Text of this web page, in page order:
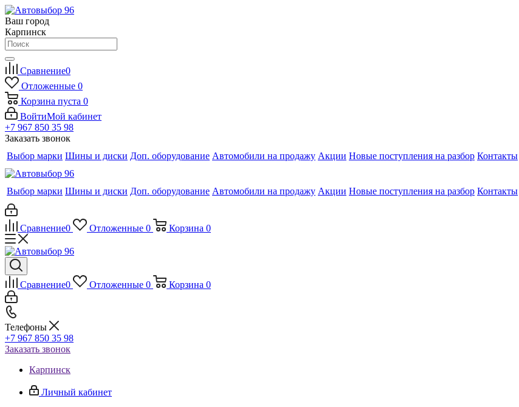
Ваш город
Карпинск
Сравнение0
Отложенные 0
Корзина пуста 0
ВойтиМой кабинет
+7 967 850 35 98
Заказать звонок
Выбор марки Шины и диски Доп. оборудование Автомобили на продажу Акции Новые поступления на разбор Контакты
Выбор марки Шины и диски Доп. оборудование Автомобили на продажу Акции Новые поступления на разбор Контакты
Сравнение0 Отложенные 0 Корзина 0
Сравнение0 Отложенные 0 Корзина 0
Телефоны
+7 967 850 35 98
Заказать звонок
Карпинск
Личный кабинет